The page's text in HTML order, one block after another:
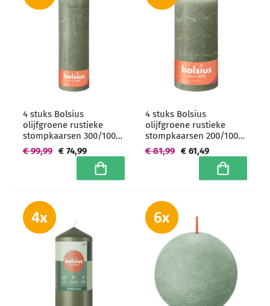
4 stuks Bolsius
olijfgroene rustieke
stompkaarsen 300/100
mm (200 uur) -
grootverpakking
€ 74,99
€ 99,99
In winkelwagen
4 stuks Bolsius
olijfgroene rustieke
stompkaarsen 200/100
mm (125 uur) -
grootverpakking
€ 61,49
€ 81,99
In